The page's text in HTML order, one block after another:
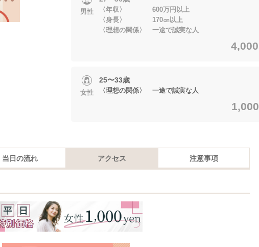
男性
〈年収〉 600万円以上
〈身長〉 170㎝以上
〈理想の関係〉 一途で誠実な人
4,000
女性
25〜33歳
〈理想の関係〉 一途で誠実な人
1,000
当日の流れ アクセス 注意事項